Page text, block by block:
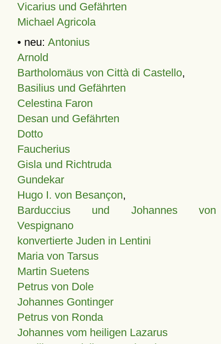
Vicarius und Gefährten
Michael Agricola
• neu: Antonius
Arnold
Bartholomäus von Città di Castello,
Basilius und Gefährten
Celestina Faron
Desan und Gefährten
Dotto
Faucherius
Gisla und Richtruda
Gundekar
Hugo I. von Besançon,
Barduccius und Johannes von
Vespignano
konvertierte Juden in Lentini
Maria von Tarsus
Martin Suetens
Petrus von Dole
Johannes Gontinger
Petrus von Ronda
Johannes vom heiligen Lazarus